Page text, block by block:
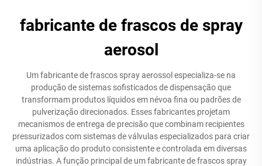
fabricante de frascos de spray
aerosol
Um fabricante de frascos spray aerossol especializa-se na
produção de sistemas sofisticados de dispensação que
transformam produtos líquidos em névoa fina ou padrões de
pulverização direcionados. Esses fabricantes projetam
mecanismos de entrega de precisão que combinam recipientes
pressurizados com sistemas de válvulas especializados para criar
uma aplicação do produto consistente e controlada em diversas
indústrias. A função principal de um fabricante de frascos spray